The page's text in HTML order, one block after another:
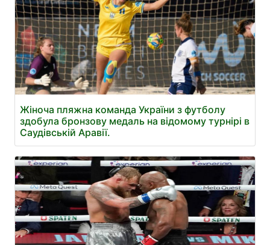
Жіноча пляжна команда України з футболу
здобула бронзову медаль на відомому турнірі в
Саудівській Аравії.